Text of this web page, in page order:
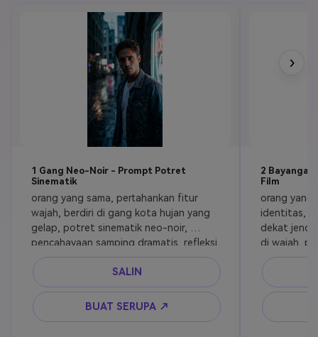
1 Gang Neo-Noir - Prompt Potret
Sinematik
orang yang sama, pertahankan fitur
wajah, berdiri di gang kota hujan yang
gelap, potret sinematik neo-noir,
pencahayaan samping dramatis, refleksi
trotoar basah, ekspresi intens, lensa
50mm, bayangan kontras tinggi,
tekstur kulit realistis, estetika film still
SALIN
BUAT SERUPA ↗
2
Film
orang yang
identitas,
dekat
di wajah,
yang
dangkal,
fotografi
›